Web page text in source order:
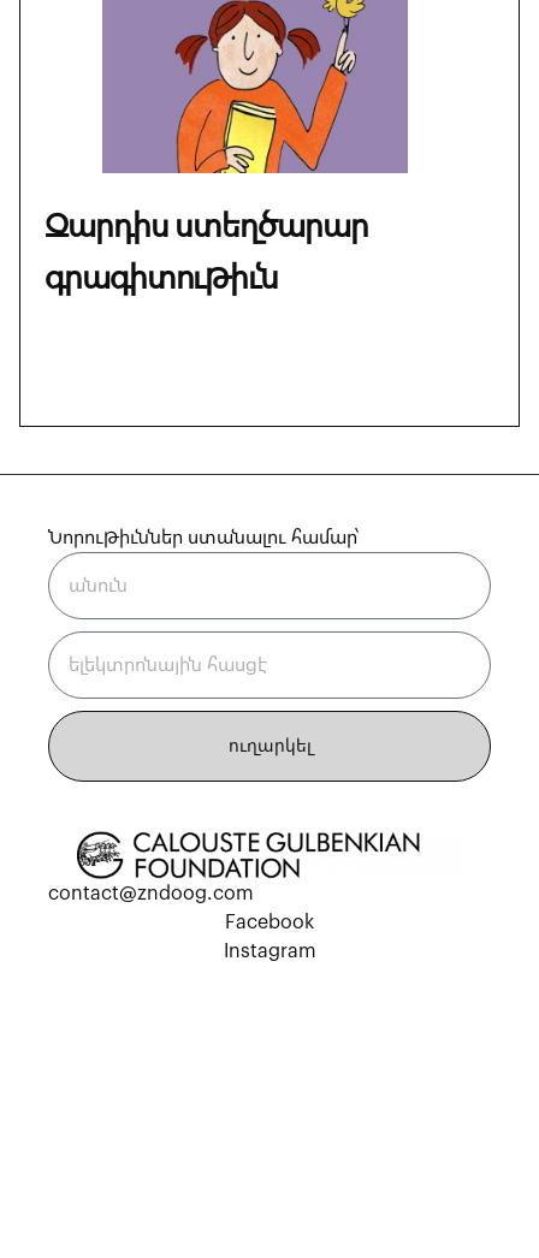
Զարդիս ստեղծարար
գրագիտութիւն
Նորութիւններ ստանալու համար՝
ուղարկել
contact@zndoog.com
Facebook
Instagram